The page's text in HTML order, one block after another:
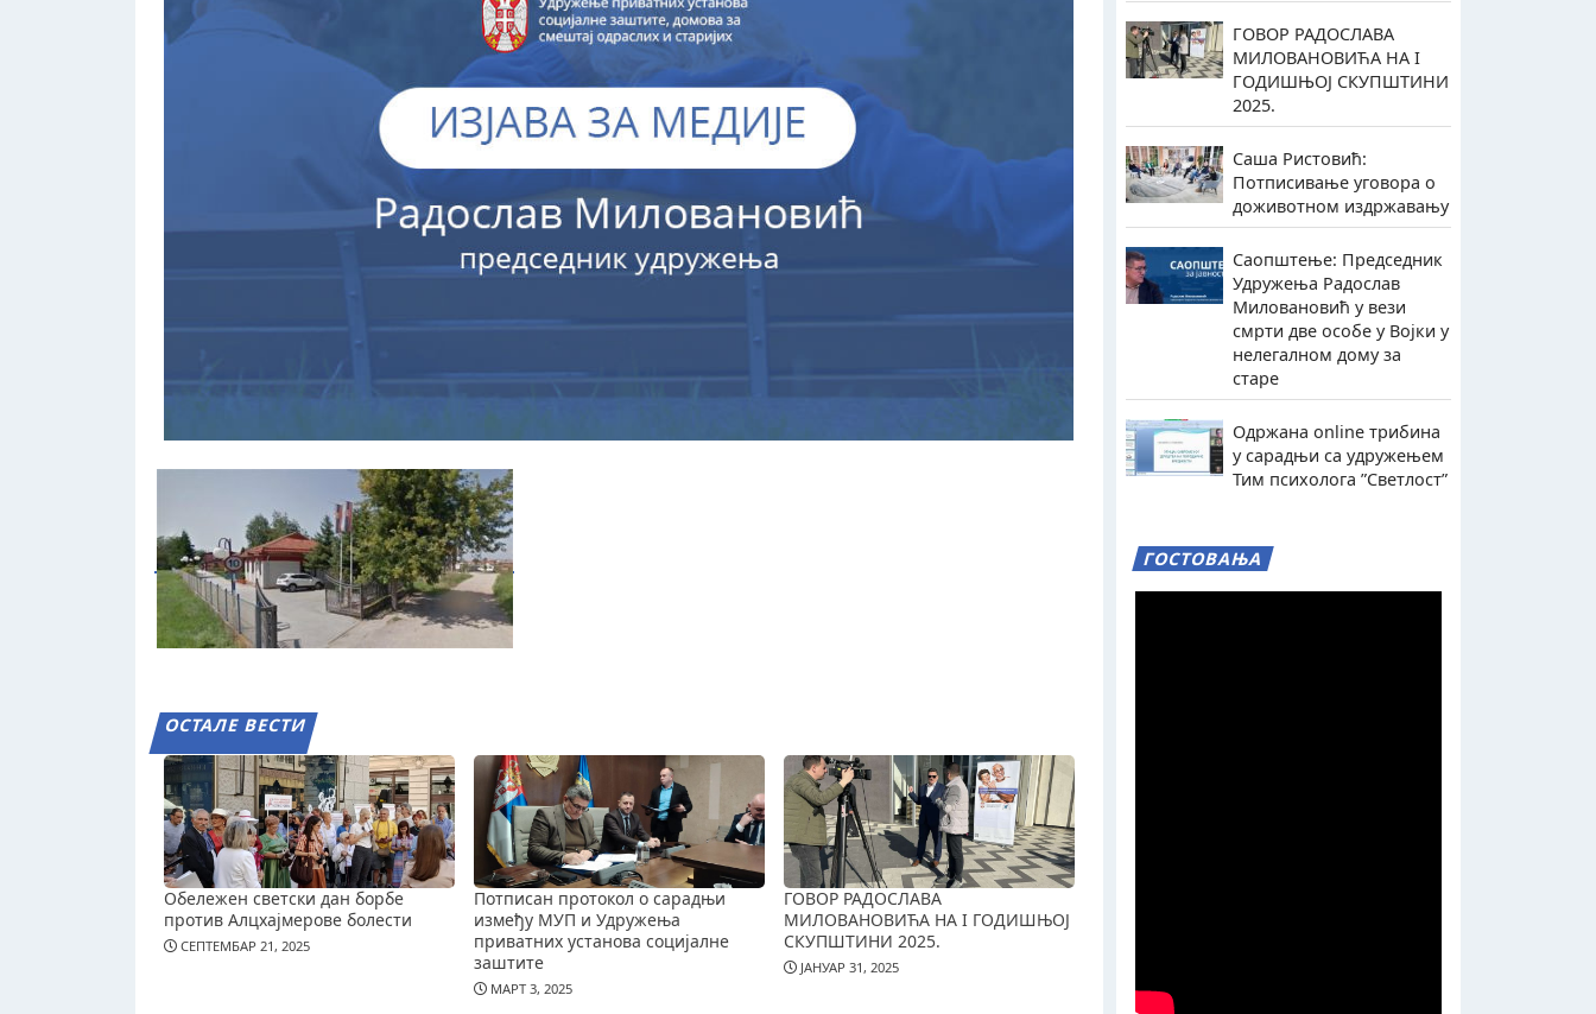
ОСТАЛЕ ВЕСТИ
Обележен светски дан борбе
против Алцхајмерове болести
СЕПТЕМБАР 21, 2025
Потписан протокол о сарадњи
између МУП и Удружења
приватних установа социјалне
заштите
МАРТ 3, 2025
ГОВОР РАДОСЛАВА
МИЛОВАНОВИЋА НА I ГОДИШЊОЈ
СКУПШТИНИ 2025.
ЈАНУАР 31, 2025
ГОВОР РАДОСЛАВА
МИЛОВАНОВИЋА НА I
ГОДИШЊОЈ СКУПШТИНИ
2025.
Саша Ристовић:
Потписивање уговора о
доживотном издржавању
Саопштење: Председник
Удружења Радослав
Миловановић у вези
смрти две особе у Војки у
нелегалном дому за
старе
Одржана online трибина
у сарадњи са удружењем
Тим психолога ”Светлост”
ГОСТОВАЊА